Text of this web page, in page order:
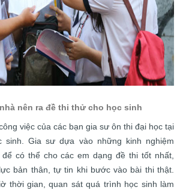
nên ra đề thi thử cho học sinh
việc của các bạn gia sư ôn thi đại học tại
sinh. Gia sư dựa vào những kinh nghiệm
có thể cho các em dạng đề thi tốt nhất,
bản thân, tự tin khi bước vào bài thi thật.
thời gian, quan sát quá trình học sinh làm